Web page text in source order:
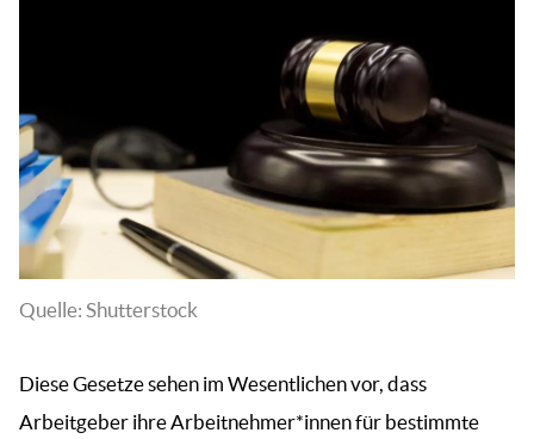
Quelle: Shutterstock
Diese Gesetze sehen im Wesentlichen vor, dass
Arbeitgeber ihre Arbeitnehmer*innen für bestimmte